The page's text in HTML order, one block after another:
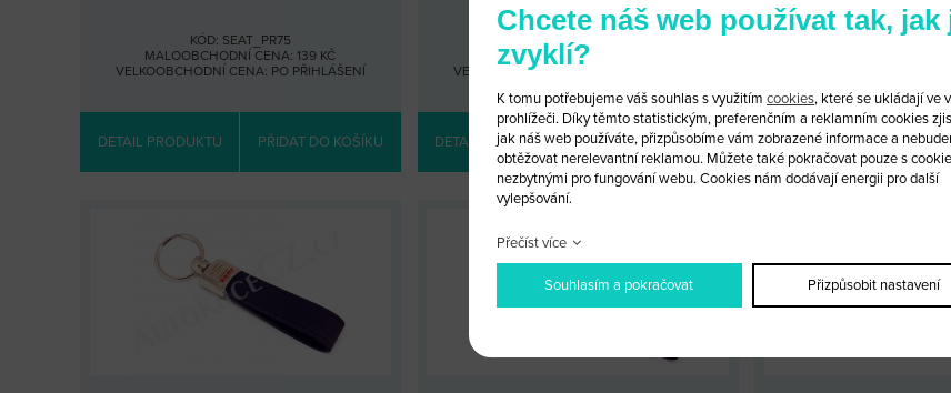
KÓD: SEAT_PR75
MALOOBCHODNÍ CENA: 139 KČ
VELKOOBCHODNÍ CENA: PO PŘIHLÁŠENÍ
DETAIL PRODUKTU PŘIDAT DO KOŠÍKU
KÓD: SEAT_PR74
MALOOBCHODNÍ CENA: 139 KČ
VELKOOBCHODNÍ CENA:
DETAIL PRODUKTU PŘIDAT DO KOŠÍKU
KÓD:
DETAIL PRODUKTU
Chcete náš web používat tak, jak
zvyklí?
K tomu potřebujeme váš souhlas s využitím cookies, které se ukládají ve
prohlížeči. Díky těmto statistickým, preferenčním a reklamním cookies
jak náš web používáte, přizpůsobíme vám zobrazené informace a
obtěžovat nerelevantní reklamou. Můžete také pokračovat pouze s
nezbytnými pro fungování webu. Cookies nám dodávají energii pro další
vylepšování.
Přečíst více
Souhlasím a pokračovat Přizpůsobit nastavení